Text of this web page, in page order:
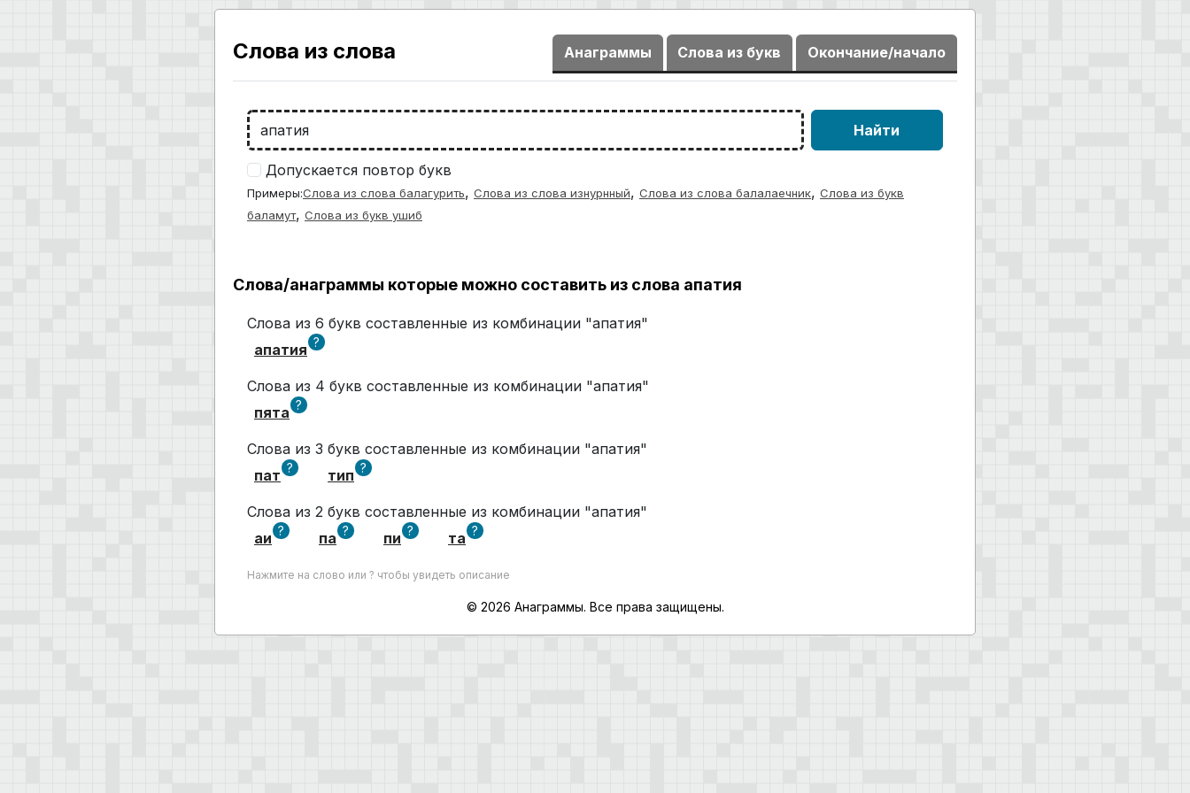
Слова из слова Анаграммы Слова из букв Окончание/начало
Найти
Допускается повтор букв
Примеры:Слова из слова балагурить, Слова из слова изнурнный, Слова из слова балалаечник, Слова из букв
баламут, Слова из букв ушиб
Слова/анаграммы которые можно составить из слова апатия
Слова из 6 букв составленные из комбинации "апатия"
апатия ?
Слова из 4 букв составленные из комбинации "апатия"
пята ?
Слова из 3 букв составленные из комбинации "апатия"
пат ? тип ?
Слова из 2 букв составленные из комбинации "апатия"
аи ? па ? пи ? та ?
Нажмите на слово или ? чтобы увидеть описание
© 2026 Анаграммы. Все права защищены.